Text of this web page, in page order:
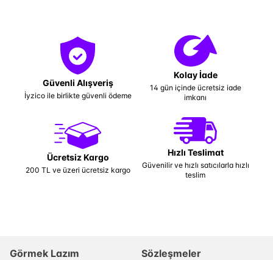
Güvenli Alışveriş
İyzico ile birlikte güvenli ödeme
Kolay İade
14 gün içinde ücretsiz iade
imkanı
Ücretsiz Kargo
200 TL ve üzeri ücretsiz kargo
Hızlı Teslimat
Güvenilir ve hızlı satıcılarla hızlı
teslim
Görmek Lazım Sözleşmeler